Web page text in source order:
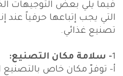
فيما يلي بعض التوجيهات
التي يجب إتباعها حرفياً عند
تصنيع غذائي.
1- سلامة مكان التصنيع:
أ‌- توفرّ مكان خاص بالتصنيع